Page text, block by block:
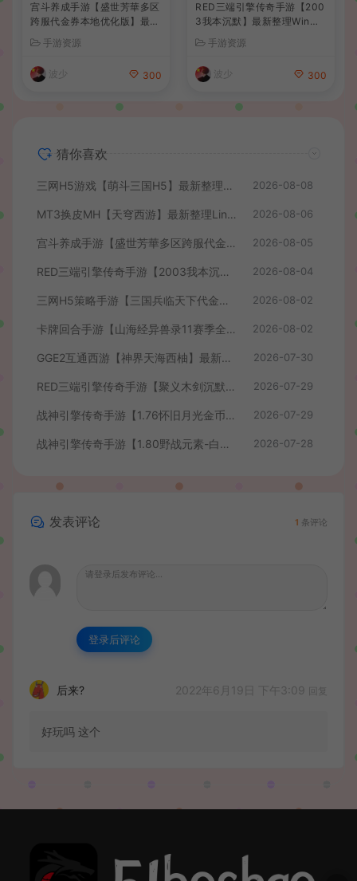
宫斗养成手游【盛世芳華多区
跨服代金券本地优化版】最新
整理单机一键即玩端+Linux
手工服务端+CDK授权后台
+安卓+详细搭建教程
手游资源
波少 300
RED三端引擎传奇手游【200
3我本沉默】最新整理Win系
服务端+安卓苹果PC三端+详
细搭建教程
手游资源
波少 300
猜你喜欢
三网H5游戏【萌斗三国H5】最新整理WIN系服务端+GM后台+详细搭建教程 2026-08-08
MT3换皮MH【天穹西游】最新整理Linux手工服务端+安卓苹果双端+GM后台+详细搭建教程+全套源码+视频教程 2026-08-06
宫斗养成手游【盛世芳華多区跨服代金券本地优化版】最新整理单机一键即玩端+Linux手工服务端+CDK授权后台+安卓+详细搭建教程 2026-08-05
RED三端引擎传奇手游【2003我本沉默】最新整理Win系服务端+安卓苹果PC三端+详细搭建教程 2026-08-04
三网H5策略手游【三国兵临天下代金券内购七合修复版】最新整理单机一键即玩镜像端+Linux手工服务端+管理后台+GM授权后台+简易安卓客户端+详细搭建教程+视频教程 2026-08-02
卡牌回合手游【山海经异兽录11赛季全人物代金券内购版】最新整理WIN系服务端+授权GM后台+管理后台+热更修改工具+安卓+详细搭建教程 2026-08-02
GGE2互通西游【神界天海西柚】最新整理Win系服务端+安卓苹果PC三端+内置GM工具+全套源码+详细搭建教程+视频教程 2026-07-30
RED三端引擎传奇手游【聚义木剑沉默高仿嘟嘟沉默】最新整理Win系服务端+安卓苹果PC三端+详细搭建教程 2026-07-29
战神引擎传奇手游【1.76怀旧月光金币版】最新整理Win系复古服务端+安卓苹果双端+GM授权物品后台+详细搭建教程 2026-07-29
战神引擎传奇手游【1.80野战元素-白猪7.2免授权】最新整理Win系特色服务端+安卓+GM授权物品后台+详细搭建教程 2026-07-28
发表评论 1 条评论
登录后评论
后来? 2022年6月19日 下午3:09
好玩吗 这个